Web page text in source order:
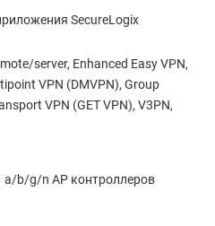
SecureLogix
server, Enhanced Easy VPN,
VPN (DMVPN), Group
VPN (GET VPN), V3PN,
a/b/g/n AP контроллеров